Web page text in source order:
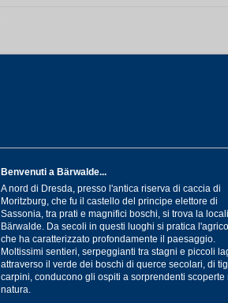
Benvenuti a Bärwalde...
A nord di Dresda, presso l'antica riserva di caccia di
Moritzburg, che fu il castello del principe elettore di
Sassonia, tra prati e magnifici boschi, si trova la
Bärwalde. Da secoli in questi luoghi si pratica
che ha caratterizzato profondamente il paesaggio.
Moltissimi sentieri, serpeggianti tra stagni e piccoli
attraverso il verde dei boschi di querce secolari, di
carpini, conducono gli ospiti a sorprendenti scoperte
natura.